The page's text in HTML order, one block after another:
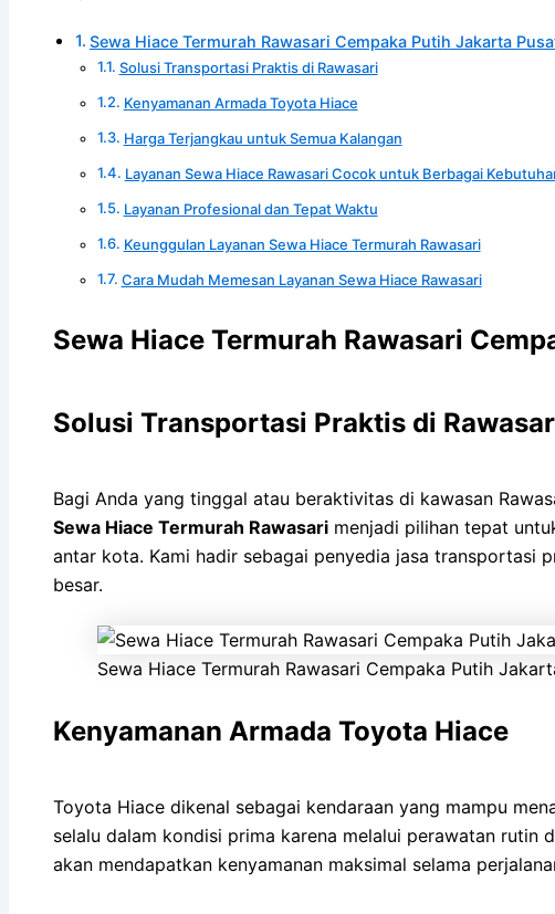
Sewa Hiace Termurah Rawasari Cempaka Putih Jakarta
Solusi Transportasi Praktis di Rawasari
Kenyamanan Armada Toyota Hiace
Harga Terjangkau untuk Semua Kalangan
Layanan Sewa Hiace Rawasari Cocok untuk Berbagai
Layanan Profesional dan Tepat Waktu
Keunggulan Layanan Sewa Hiace Termurah Rawasari
Cara Mudah Memesan Layanan Sewa Hiace Rawasari
Sewa Hiace Termurah Rawasari
Solusi Transportasi Praktis di
Bagi Anda yang tinggal atau beraktivitas di kawasan
Sewa Hiace Termurah Rawasari menjadi pilihan tepat
antar kota. Kami hadir sebagai penyedia jasa transportasi
besar.
Sewa Hiace Termurah Rawasari Cempaka Putih
Kenyamanan Armada Toyota Hiace
Toyota Hiace dikenal sebagai kendaraan yang mampu
selalu dalam kondisi prima karena melalui perawatan rutin
akan mendapatkan kenyamanan maksimal selama